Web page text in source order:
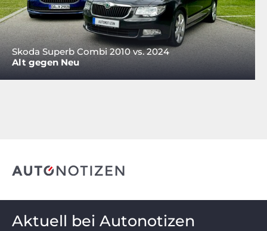
Skoda Superb Combi 2010 vs. 2024
Alt gegen Neu
Aktuell bei Autonotizen